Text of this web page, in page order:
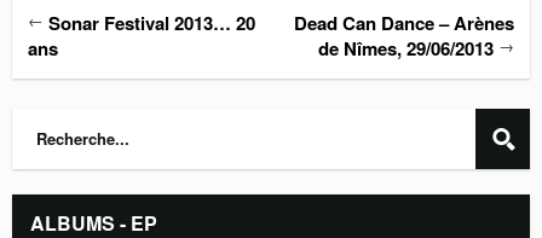
← Sonar Festival 2013… 20
ans
Dead Can Dance – Arènes
de Nîmes, 29/06/2013 →
ALBUMS - EP